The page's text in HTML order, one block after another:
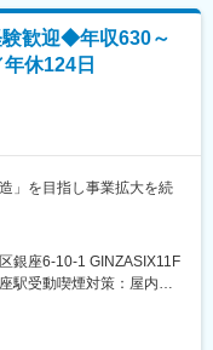
泉物語、北九州市のそご
域再生 など
変に対応できる柔軟性
に立った誠実な対応が
ーディーにできる
社員一人一人に幅広い役
に限定することなく、
、成長に繋がる仕事がし
験歓迎◆年収630～
休124日
」を目指し事業拡大を続
など、お客様を乗せての
および役員の送迎業務を
銀座6-10-1 GINZASIX11F
駅受動喫煙対策：屋内全